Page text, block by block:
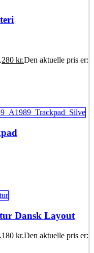
280 kr.Den aktuelle pris er:
Dansk Layout
180 kr.Den aktuelle pris er: